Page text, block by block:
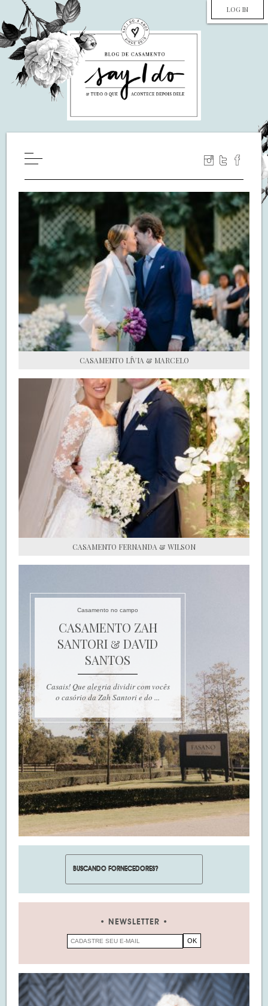
LOG IN
WILL YOU MARRY ME?
LUA DE MEL
COZINHA
DECORAÇÃO
DE NOIVA PRA NOIVA
S.O.S CASADAS
FALE COM O SAY I DO
CASAMENTO LÍVIA & MARCELO
CASAMENTO FERNANDA & WILSON
Casamento no campo
CASAMENTO ZAH
SANTORI & DAVID
SANTOS
Casais! Que alegria dividir com vocês
o casório da Zah Santori e do ...
NEWSLETTER